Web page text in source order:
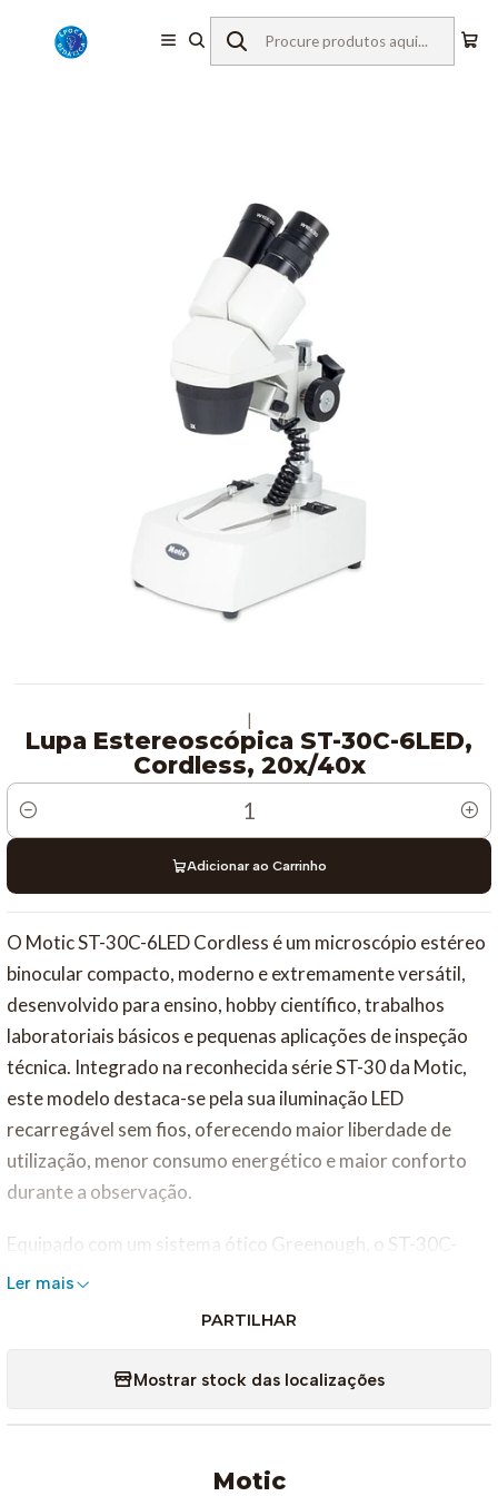
Início Equipamentos de Laboratório
Microscopia
Lupas Estereoscópicas
Motic
Lupa Estereoscópica ST-30C-6LED, Cordless, 20x/40x
|
Lupa Estereoscópica ST-30C-6LED,
Cordless, 20x/40x
Quantidade
Adicionar ao Carrinho
O Motic ST-30C-6LED Cordless é um microscópio estéreo
binocular compacto, moderno e extremamente versátil,
desenvolvido para ensino, hobby científico, trabalhos
laboratoriais básicos e pequenas aplicações de inspeção
técnica. Integrado na reconhecida série ST-30 da Motic,
este modelo destaca-se pela sua iluminação LED
recarregável sem fios, oferecendo maior liberdade de
utilização, menor consumo energético e maior conforto
durante a observação.
Equipado com um sistema ótico Greenough, o ST-30C-
6LED Cordless proporciona imagens tridimensionais
sólidos de forma natural e detalhada, sendo ideal para
eletrónicos, moedas, fósseis e pequenos objetos técnicos.
A cabeça binocular inclinada a 45° garante uma posição
Ler mais
PARTILHAR
Mostrar stock das localizações
Motic